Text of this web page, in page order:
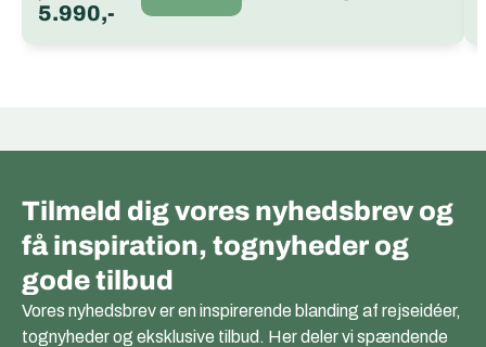
5.990,-
Tilmeld dig vores nyhedsbrev og
få inspiration, tognyheder og
gode tilbud
Vores nyhedsbrev er en inspirerende blanding af rejseidéer,
tognyheder og eksklusive tilbud. Her deler vi spændende